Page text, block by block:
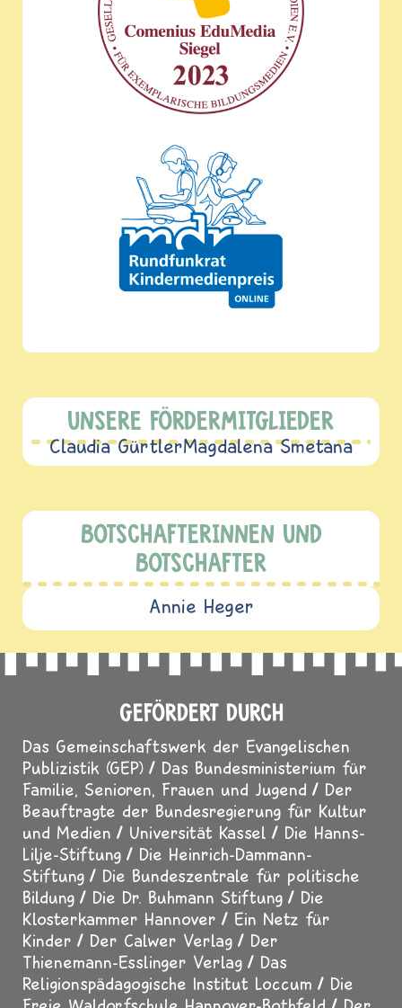
UNSERE FÖRDERMITGLIEDER
Claudia GürtlerMagdalena Smetana
BOTSCHAFTERINNEN UND
BOTSCHAFTER
Annie Heger
GEFÖRDERT DURCH
Das Gemeinschaftswerk der Evangelischen
Publizistik (GEP)
Das Bundesministerium für
Familie, Senioren, Frauen und Jugend
Der
Beauftragte der Bundesregierung für Kultur
und Medien
Universität Kassel
Die Hanns-
Lilje-Stiftung
Die Heinrich-Dammann-
Stiftung
Die Bundeszentrale für politische
Bildung
Die Dr. Buhmann Stiftung
Die
Klosterkammer Hannover
Ein Netz für
Kinder
Der Calwer Verlag
Der
Thienemann-Esslinger Verlag
Das
Religionspädagogische Institut Loccum
Die